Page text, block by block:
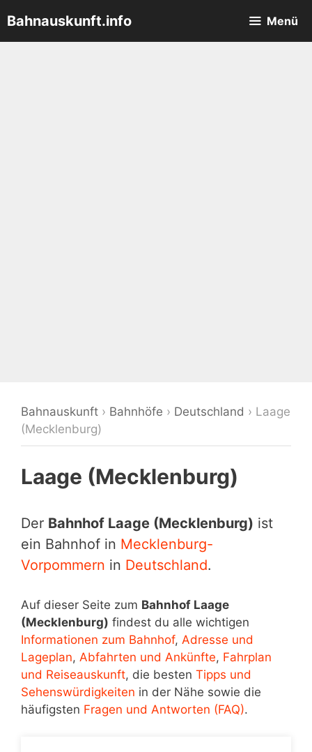
Inhalt
springen
Bahnauskunft.info Menü
Bahnauskunft › Bahnhöfe › Deutschland › Laage
(Mecklenburg)
Laage (Mecklenburg)
Der Bahnhof Laage (Mecklenburg) ist
ein Bahnhof in Mecklenburg-
Vorpommern in Deutschland.
Auf dieser Seite zum Bahnhof Laage
(Mecklenburg) findest du alle wichtigen
Informationen zum Bahnhof, Adresse und
Lageplan, Abfahrten und Ankünfte, Fahrplan
und Reiseauskunft, die besten Tipps und
Sehenswürdigkeiten in der Nähe sowie die
häufigsten Fragen und Antworten (FAQ).